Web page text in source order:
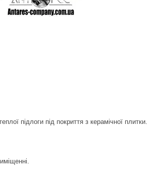
підлоги під покриття з керамічної плитки.